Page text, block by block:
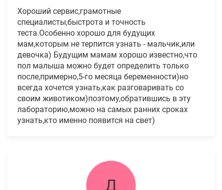
Хороший сервис,грамотные
специалисты,быстрота и точность
теста.Особенно хорошо для будущих
мам,которым не терпится узнать - мальчик,или
девочка) Будущим мамам хорошо известно,что
пол малыша можно будет определить только
после,примерно,5-го месяца беременности)но
всегда хочется узнать,как разговаривать со
своим животиком)поэтому,обратившись в эту
лабораторию,можно на самых ранних сроках
узнать,кто именно появится на свет)
Д